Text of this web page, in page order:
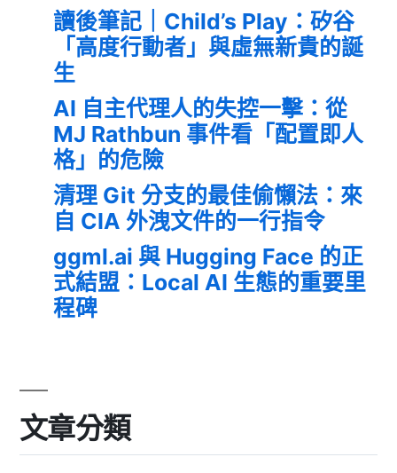
讀後筆記｜Child’s Play：矽谷
「高度行動者」與虛無新貴的誕
生
AI 自主代理人的失控一擊：從
MJ Rathbun 事件看「配置即人
格」的危險
清理 Git 分支的最佳偷懶法：來
自 CIA 外洩文件的一行指令
ggml.ai 與 Hugging Face 的正
式結盟：Local AI 生態的重要里
程碑
文章分類